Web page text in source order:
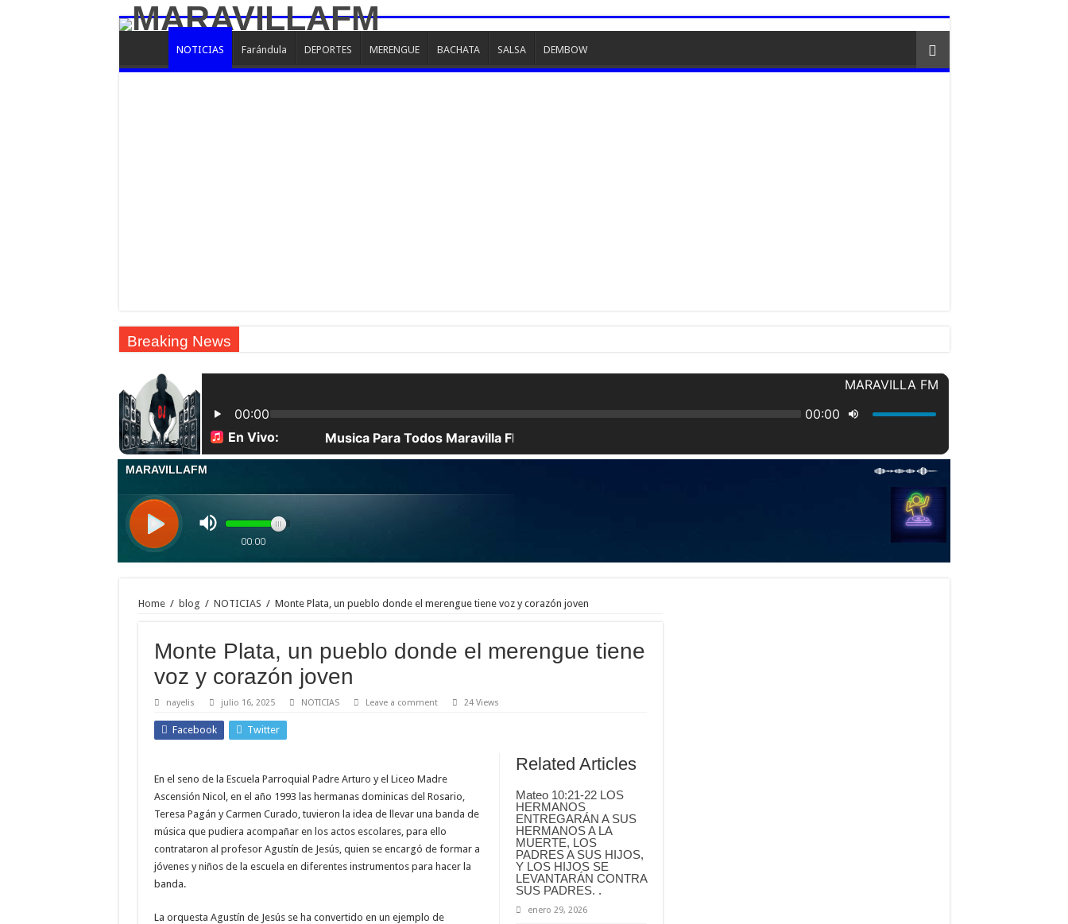
NOTICIAS Farándula DEPORTES MERENGUE BACHATA SALSA DEMBOW
Breaking News
El Instituto Duartiano inaugura la primera estatua ecuestre de Juan Pablo Duarte, ubicada en la intersección de las Av. 27 de Febrero y Winston Churchill
| Los indocumentados fueron encontrados escondidos en la cámara frigorífica del camión marca Kia, color blanco, placa L440563, el cual se desplazaba de manera sospechosa.
Toronto acaba de romper récords con más de 46-60 cm de nieve en un solo día, la mayor acumulación diaria desde 1937.
Maestros frente a las pizarras, estudiantes con cuadernos abiertos y otros compartiendo anécdotas de las fiestas navideñas o caminando por los pasillos ansiosos por regresar a casa volvieron a marcar, este miércoles, la
| Apunta estos lugares en tu lista de viajes para este año, ya que República Dominicana continúa consolidándose como uno de los destinos turísticos más atractivos del Caribe, no sólo para los visitantes extranjeros,
| Una patrulla de la Policía Nacional se llevó por segunda ocasión a Rafael Rosario, tío de la niña Brianna Genao, de 3 años, reportada desaparecida el pasado 31 de diciembre en Barrero, Puerto Plata.
Feliz navidad les desea jey one y su familia
Home / blog / NOTICIAS / Monte Plata, un pueblo donde el merengue tiene voz y corazón joven
Monte Plata, un pueblo donde el merengue tiene
voz y corazón joven
nayelis julio 16, 2025 NOTICIAS Leave a comment 24 Views
Facebook Twitter
Related Articles
Mateo 10:21-22 LOS
HERMANOS
ENTREGARÁN A SUS
HERMANOS A LA
MUERTE, LOS
PADRES A SUS HIJOS,
Y LOS HIJOS SE
LEVANTARÁN CONTRA
SUS PADRES. .
enero 29, 2026
En el seno de la Escuela Parroquial Padre Arturo y el Liceo Madre
Ascensión Nicol, en el año 1993 las hermanas dominicas del Rosario,
Teresa Pagán y Carmen Curado, tuvieron la idea de llevar una banda de
música que pudiera acompañar en los actos escolares, para ello
contrataron al profesor Agustín de Jesús, quien se encargó de formar a
jóvenes y niños de la escuela en diferentes instrumentos para hacer la
banda.
La orquesta Agustín de Jesús se ha convertido en un ejemplo de